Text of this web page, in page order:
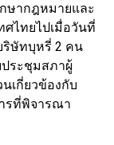
ษากฎหมายและ
ไทยไปเมื่อวันที่
ริษัทบุหรี่ 2 คน
ระชุมสภาผู้
เกี่ยวข้องกับ
รที่พิจารณา